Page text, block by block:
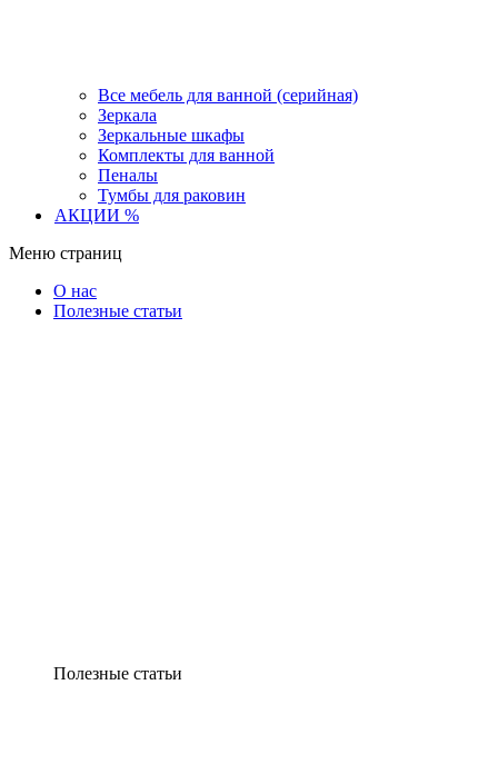
Все мебель для ванной (серийная)
Зеркала
Зеркальные шкафы
Комплекты для ванной
Пеналы
Тумбы для раковин
АКЦИИ %
Меню страниц
О нас
Полезные статьи
Полезные статьи